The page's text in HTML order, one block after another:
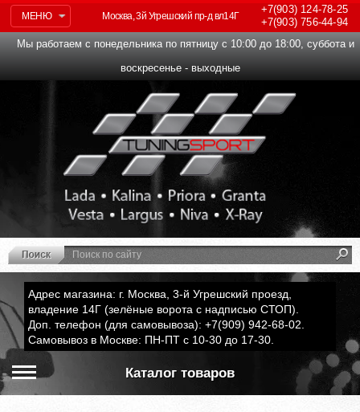
МЕНЮ
+7(903)124-78-25
+7(903)756-44-94
Москва, 3й Угрешский пр-д вл14Г
Мы работаем с понедельника по пятницу с 10:00 до 18:00, суббота и
воскресенье - выходные
Адрес магазина: г. Москва, 3-й Угрешский проезд,
владение 14Г (зелёные ворота с надписью СТОП).
Доп. телефон (для самовывоза): +7(909) 942-68-02.
Самовывоз в Москве: ПН-ПТ с 10-30 до 17-30.
Каталог товаров